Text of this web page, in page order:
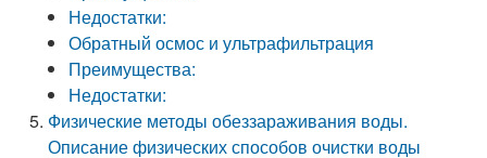
Недостатки:
Обратный осмос и ультрафильтрация
Преимущества:
Недостатки:
Физические методы обеззараживания воды.
Описание физических способов очистки воды